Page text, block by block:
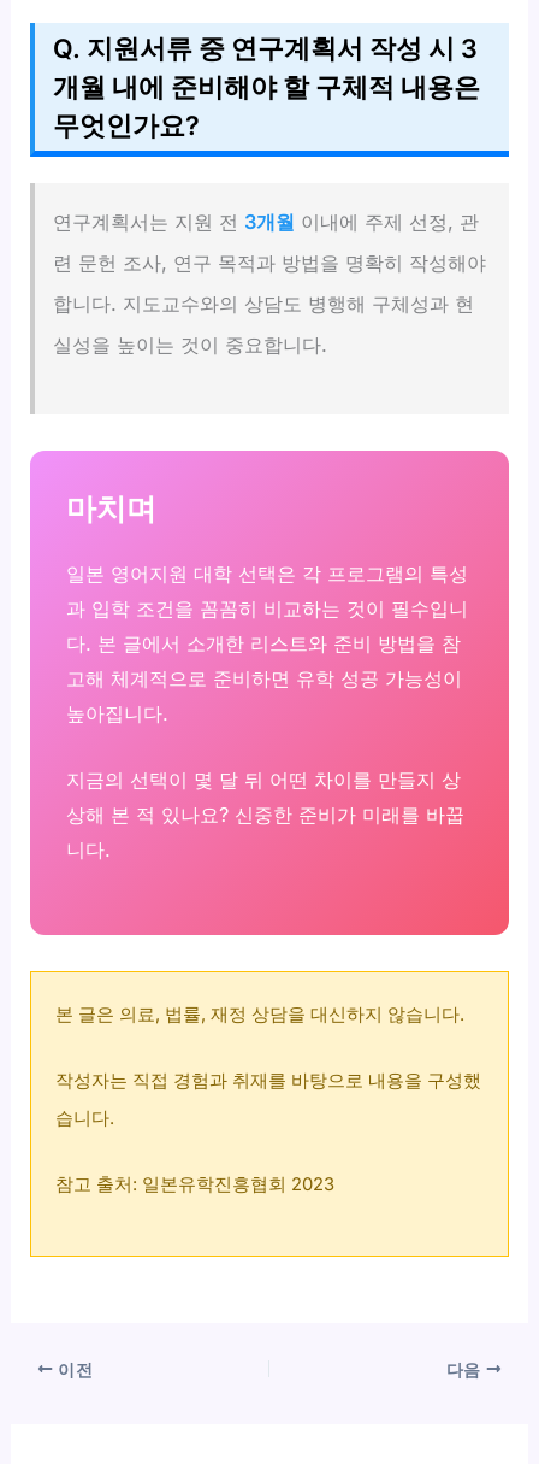
Q. 지원서류 중 연구계획서 작성 시 3
개월 내에 준비해야 할 구체적 내용은
무엇인가요?
연구계획서는 지원 전 3개월 이내에 주제 선정, 관
련 문헌 조사, 연구 목적과 방법을 명확히 작성해야
합니다. 지도교수와의 상담도 병행해 구체성과 현
실성을 높이는 것이 중요합니다.
마치며
일본 영어지원 대학 선택은 각 프로그램의 특성
과 입학 조건을 꼼꼼히 비교하는 것이 필수입니
다. 본 글에서 소개한 리스트와 준비 방법을 참
고해 체계적으로 준비하면 유학 성공 가능성이
높아집니다.
지금의 선택이 몇 달 뒤 어떤 차이를 만들지 상
상해 본 적 있나요? 신중한 준비가 미래를 바꿉
니다.
본 글은 의료, 법률, 재정 상담을 대신하지 않습니다.
작성자는 직접 경험과 취재를 바탕으로 내용을 구성했
습니다.
참고 출처: 일본유학진흥협회 2023
이전 다음